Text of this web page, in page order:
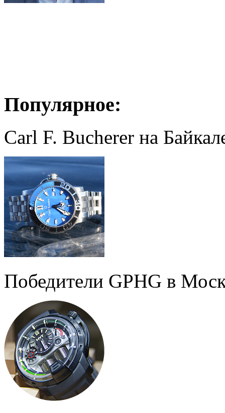
Популярное:
Carl F. Bucherer на
Победители GPHG в